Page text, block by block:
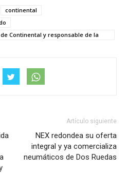
continental
Continental y responsable de la
Artículo siguiente
NEX redondea su oferta
integral y ya comercializa
neumáticos de Dos Ruedas